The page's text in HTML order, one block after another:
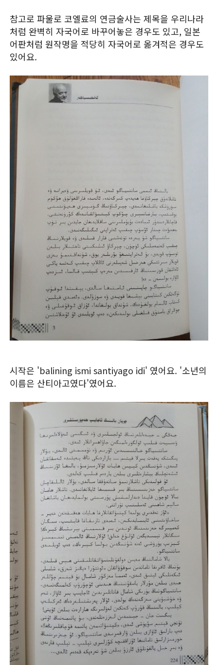
참고로 파울로 코엘료의 연금술사는 제목을 우리나라
처럼 완벽히 자국어로 바꾸어놓은 경우도 있고, 일본
어판처럼 원작명을 적당히 자국어로 옮겨적은 경우도
있어요.
시작은 'balining ismi santiyago idi' 였어요. '소년의
이름은 산티아고였다'였어요.